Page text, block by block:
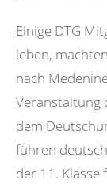
Einige DTG
leben,
nach
Veranstaltung
dem
führen
der 11.